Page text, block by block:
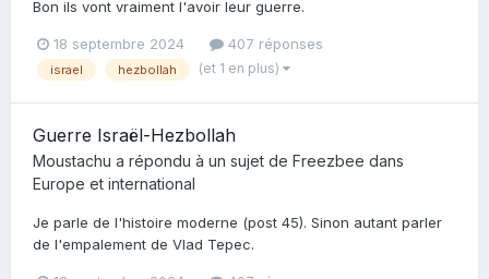
Bon ils vont vraiment l'avoir leur guerre.
18 septembre 2024 407 réponses
israel hezbollah (et 1 en plus)
Guerre Israël-Hezbollah
Moustachu a répondu à un sujet de Freezbee dans
Europe et international
Je parle de l'histoire moderne (post 45). Sinon autant parler
de l'empalement de Vlad Tepec.